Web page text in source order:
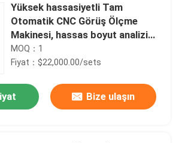
Yüksek hassasiyetli Tam
Otomatik CNC Görüş Ölçme
Makinesi, hassas boyut analizi
için granit malzemesi ile
MOQ：1
Fiyat：$22,000.00/sets
Bize ulaşın